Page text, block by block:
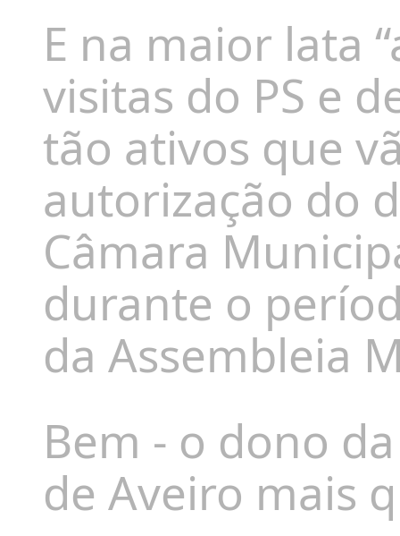
E na maior lata
visitas do PS e
tão ativos que
autorização do
Câmara
durante o
da Assembleia
Bem - o dono
de Aveiro mais